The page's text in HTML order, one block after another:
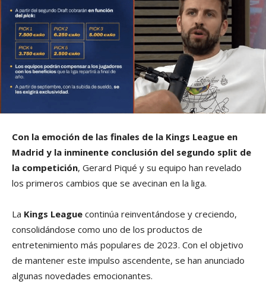
Con la emoción de las finales de la Kings League en
Madrid y la inminente conclusión del segundo split de
la competición, Gerard Piqué y su equipo han revelado
los primeros cambios que se avecinan en la liga.
La Kings League continúa reinventándose y creciendo,
consolidándose como uno de los productos de
entretenimiento más populares de 2023. Con el objetivo
de mantener este impulso ascendente, se han anunciado
algunas novedades emocionantes.